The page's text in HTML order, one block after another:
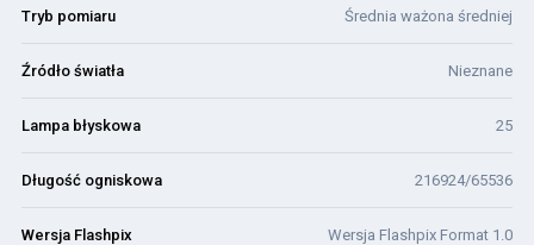
Tryb pomiaru Średnia ważona średniej
Źródło światła Nieznane
Lampa błyskowa 25
Długość ogniskowa 216924/65536
Wersja Flashpix Wersja Flashpix Format 1.0